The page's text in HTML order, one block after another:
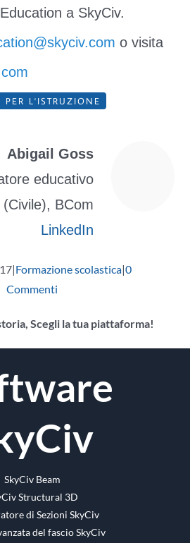
a SkyCiv.
o visita
PER L'ISTRUZIONE
Abigail Goss
educativo
(Civile), BCom
LinkedIn
|Formazione scolastica|0
Commenti
Scegli la tua piattaforma!
SkyCiv Beam
Structural 3D
di Sezioni SkyCiv
del fascio SkyCiv